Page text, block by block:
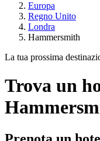
Europa
Regno Unito
Londra
Hammersmith
La tua prossima
Trova un